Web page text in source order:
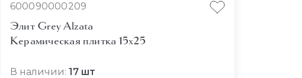
600090000209
Элит Grey Alzata
Керамическая плитка 15x25
В наличии: 17 шт